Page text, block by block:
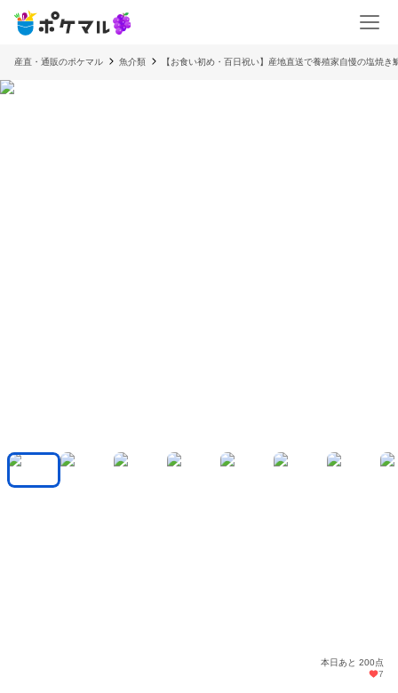
産直・通販のポケマル 魚介類 【お食い初め・百日祝い】産地直送で養殖家自慢の塩焼
本日あと 200点
7